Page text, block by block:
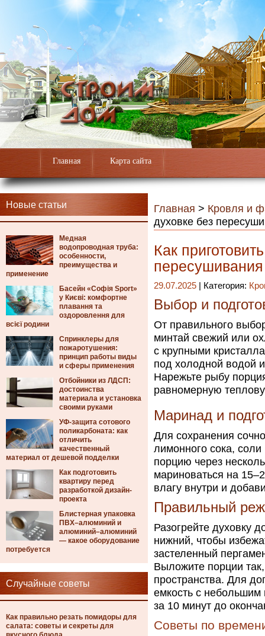
Главная Карта сайта
Новые статьи
Медная
водопроводная труба:
особенности,
преимущества и
применение
Басейн «Софія Sport»
у Києві: комфортне
плавання та
оздоровлення для
всієї родини
Спринклеры для
пожаротушения:
принцип работы виды
и сферы применения
Отбойники из ЛДСП:
достоинства
материала и установка
своими руками
УФ-защита сотового
поликарбоната: как
отличить
качественный
материал от дешевой подделки
Как подготовить
квартиру перед
разработкой дизайн-
проекта
Блистерная упаковка
ПВХ–алюминий и
алюминий–алюминий
— какое оборудование
потребуется
Случайные советы
Как правильно резать помидоры для
салата: советы и секреты для
Главная > Кровля и
духовке без
Как
пересушивания
29.07.2025 | Категория:
Выбор и
От правильного
минтай свежий или
с крупными
под холодной водой
Нарежьте рыбу
равномерную
Маринад и
Для сохранения
лимонного сока,
порцию через
мариноваться на
влагу внутри и
Правильный
Разогрейте духовку
нижний, чтобы
застеленный
Выложите порции
пространства. Для
емкость с
за 10 минут до
Советы по